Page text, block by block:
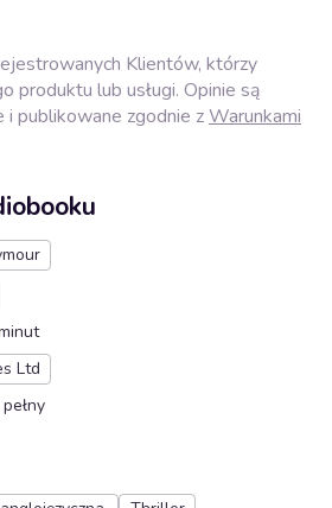
Klientów, którzy
produktu lub usługi. Opinie są
publikowane zgodnie zWarunkami
Ltd